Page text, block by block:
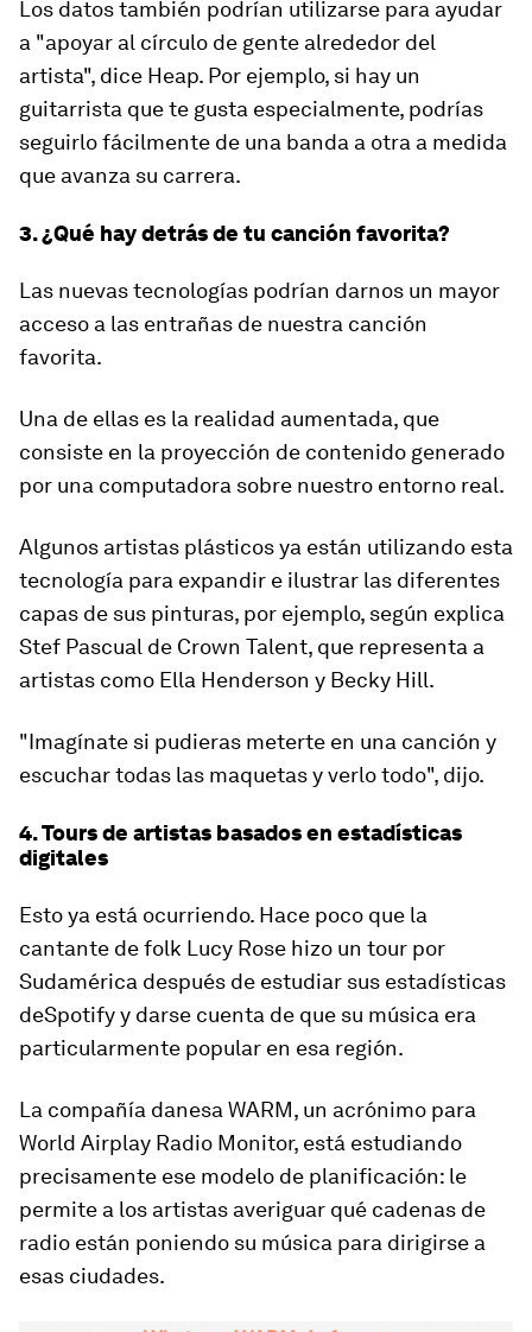
Los datos también podrían utilizarse para ayudar
a "apoyar al círculo de gente alrededor del
artista", dice Heap. Por ejemplo, si hay un
guitarrista que te gusta especialmente, podrías
seguirlo fácilmente de una banda a otra a medida
que avanza su carrera.
3. ¿Qué hay detrás de tu canción favorita?
Las nuevas tecnologías podrían darnos un mayor
acceso a las entrañas de nuestra canción
favorita.
Una de ellas es la realidad aumentada, que
consiste en la proyección de contenido generado
por una computadora sobre nuestro entorno real.
Algunos artistas plásticos ya están utilizando esta
tecnología para expandir e ilustrar las diferentes
capas de sus pinturas, por ejemplo, según explica
Stef Pascual de Crown Talent, que representa a
artistas como Ella Henderson y Becky Hill.
"Imagínate si pudieras meterte en una canción y
escuchar todas las maquetas y verlo todo", dijo.
4. Tours de artistas basados en estadísticas
digitales
Esto ya está ocurriendo. Hace poco que la
cantante de folk Lucy Rose hizo un tour por
Sudamérica después de estudiar sus estadísticas
deSpotifyy darse cuenta de que su música era
particularmente popular en esa región.
La compañía danesa WARM, un acrónimo para
World Airplay Radio Monitor, está estudiando
precisamente ese modelo de planificación: le
permite a los artistas averiguar qué cadenas de
radio están poniendo su música para dirigirse a
esas ciudades.